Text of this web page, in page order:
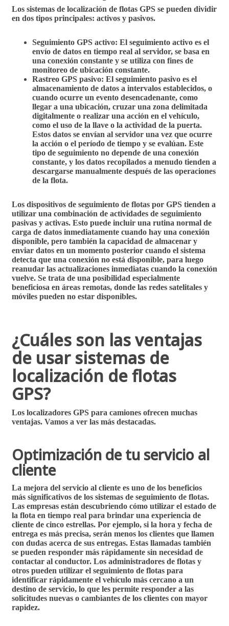
Los sistemas de localización de flotas GPS se pueden dividir
en dos tipos principales: activos y pasivos.
Seguimiento GPS activo: El seguimiento activo es el
envío de datos en tiempo real al servidor, se basa en
una conexión constante y se utiliza con fines de
monitoreo de ubicación constante.
Rastreo GPS pasivo: El seguimiento pasivo es el
almacenamiento de datos a intervalos establecidos, o
cuando ocurre un evento desencadenante, como
llegar a una ubicación, cruzar una zona delimitada
digitalmente o realizar una acción en el vehículo,
como el uso de la llave o la actividad de la puerta.
Estos datos se envían al servidor una vez que ocurre
la acción o el período de tiempo y se evalúan. Este
tipo de seguimiento no depende de una conexión
constante, y los datos recopilados a menudo tienden a
descargarse manualmente después de las operaciones
de la flota.
Los dispositivos de seguimiento de flotas por GPS tienden a
utilizar una combinación de actividades de seguimiento
pasivas y activas. Esto puede incluir una rutina normal de
carga de datos inmediatamente cuando hay una conexión
disponible, pero también la capacidad de almacenar y
enviar datos en un momento posterior cuando el sistema
detecta que una conexión no está disponible, para luego
reanudar las actualizaciones inmediatas cuando la conexión
vuelve. Se trata de una posibilidad especialmente
beneficiosa en áreas remotas, donde las redes satelitales y
móviles pueden no estar disponibles.
¿Cuáles son las ventajas
de usar sistemas de
localización de flotas
GPS?
Los localizadores GPS para camiones ofrecen muchas
ventajas. Vamos a ver las más destacadas.
Optimización de tu servicio al
cliente
La mejora del servicio al cliente es uno de los beneficios
más significativos de los sistemas de seguimiento de flotas.
Las empresas están descubriendo cómo utilizar el estado de
la flota en tiempo real para brindar una experiencia de
cliente de cinco estrellas. Por ejemplo, si la hora y fecha de
entrega es más precisa, serán menos los clientes que llamen
con dudas acerca de sus entregas. Estas llamadas también
se pueden responder más rápidamente sin necesidad de
contactar al conductor. Los administradores de flotas y
otros pueden utilizar el seguimiento de flotas para
identificar rápidamente el vehículo más cercano a un
destino de servicio, lo que les permite responder a las
solicitudes nuevas o cambiantes de los clientes con mayor
rapidez.